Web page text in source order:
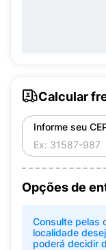
Calcular
Informe seu
Opções de
Consulte pelas
localidade
poderá decidir